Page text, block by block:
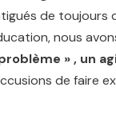
de toujours
nous
» , un
de faire